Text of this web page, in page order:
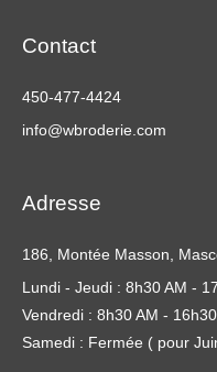
Contact
450-477-4424
info@wbroderie.com
Adresse
186, Montée Masson,
Lundi - Jeudi : 8h30 AM -
Vendredi : 8h30 AM -
Samedi : Fermée ( pour